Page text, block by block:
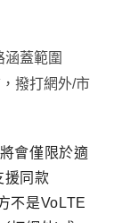
蓋範圍
撥打網外/市
會僅限於適
援同款
不是VoLTE